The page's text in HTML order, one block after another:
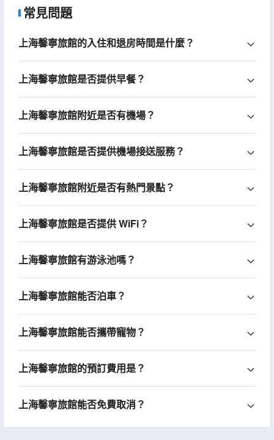
常見問題
上海馨寧旅館的入住和退房時間是什麼？
上海馨寧旅館是否提供早餐？
上海馨寧旅館附近是否有機場？
上海馨寧旅館是否提供機場接送服務？
上海馨寧旅館附近是否有熱門景點？
上海馨寧旅館是否提供 WiFi？
上海馨寧旅館有游泳池嗎？
上海馨寧旅館能否泊車？
上海馨寧旅館能否攜帶寵物？
上海馨寧旅館的預訂費用是？
上海馨寧旅館能否免費取消？